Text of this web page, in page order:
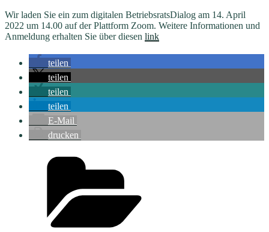
Wir laden Sie ein zum digitalen BetriebsratsDialog am 14. April
2022 um 14.00 auf der Plattform Zoom. Weitere Informationen und
Anmeldung erhalten Sie über diesen link
teilen
teilen
teilen
teilen
E-Mail
drucken